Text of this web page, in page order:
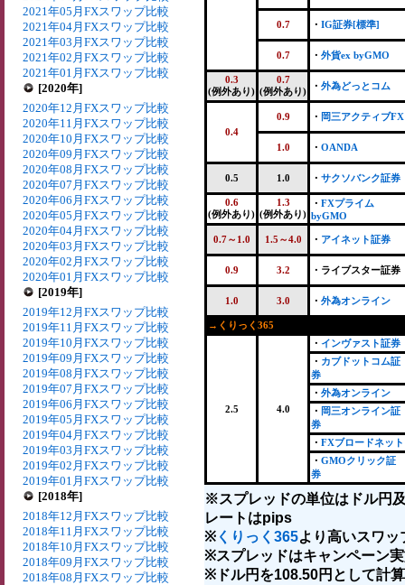
2021年05月FXスワップ比較
2021年04月FXスワップ比較
2021年03月FXスワップ比較
2021年02月FXスワップ比較
2021年01月FXスワップ比較
[2020年]
2020年12月FXスワップ比較
2020年11月FXスワップ比較
2020年10月FXスワップ比較
2020年09月FXスワップ比較
2020年08月FXスワップ比較
2020年07月FXスワップ比較
2020年06月FXスワップ比較
2020年05月FXスワップ比較
2020年04月FXスワップ比較
2020年03月FXスワップ比較
2020年02月FXスワップ比較
2020年01月FXスワップ比較
[2019年]
2019年12月FXスワップ比較
2019年11月FXスワップ比較
2019年10月FXスワップ比較
2019年09月FXスワップ比較
2019年08月FXスワップ比較
2019年07月FXスワップ比較
2019年06月FXスワップ比較
2019年05月FXスワップ比較
2019年04月FXスワップ比較
2019年03月FXスワップ比較
2019年02月FXスワップ比較
2019年01月FXスワップ比較
[2018年]
2018年12月FXスワップ比較
2018年11月FXスワップ比較
2018年10月FXスワップ比較
2018年09月FXスワップ比較
2018年08月FXスワップ比較
0.7 ・ IG証券[標準]
0.7 ・ 外貨ex byGMO
0.3
(例外あり)
0.7
(例外あり)
・ 外為どっとコム
0.4
0.9 ・ 岡三アクティブFX
1.0 ・ OANDA
0.5 1.0 ・ サクソバンク証券
0.6
(例外あり)
1.3
(例外あり)
・ FXプライム
byGMO
0.7～1.0 1.5～4.0 ・ アイネット証券
0.9 3.2 ・ライブスター証券
1.0 3.0 ・ 外為オンライン
→くりっく365
2.5 4.0
・ インヴァスト証券
・ カブドットコム証
券
・ 外為オンライン
・ 岡三オンライン証
券
・ FXブロードネット
・ GMOクリック証
券
※スプレッドの単位はドル円
レートはpips
※ くりっく365より高いスワッ
※スプレッドはキャンペーン
※ドル円を108.50円として計算